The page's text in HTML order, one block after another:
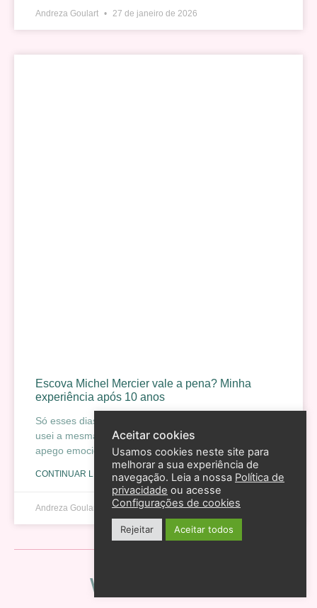
Andreza Goulart 27 de janeiro de 2026
Escova Michel Mercier vale a pena? Minha
experiência após 10 anos
Só esses dias me dei conta que, durante dez anos, eu
usei a mesma marca de escova de cabelo. Não por
apego emocional. Mas porque
CONTINUAR LENDO »
Andreza Goulart 17 de dezembro de 2025
Web Stories
Aceitar cookies
Usamos cookies neste site para
melhorar a sua experiência de
navegação. Leia a nossa Política de
privacidade ou acesse
Configurações de cookies
Rejeitar Aceitar todos